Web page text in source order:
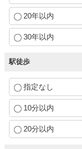
20年以内
30年以内
駅徒歩
指定なし
10分以内
20分以内